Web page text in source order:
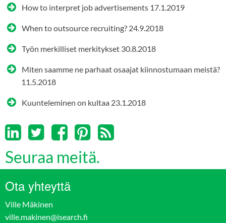
How to interpret job advertisements 17.1.2019
When to outsource recruiting? 24.9.2018
Työn merkilliset merkitykset 30.8.2018
Miten saamme ne parhaat osaajat kiinnostumaan meistä?
11.5.2018
Kuunteleminen on kultaa 23.1.2018
Seuraa meitä.
Ota yhteyttä
Ville Mäkinen
ville.makinen@isearch.fi